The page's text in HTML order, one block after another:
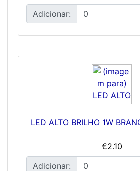
Adicionar:
LED ALTO BRILHO 1W
€2.10
Adicionar: